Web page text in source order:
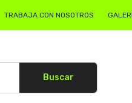
TRABAJA CON NOSOTROS
Buscar